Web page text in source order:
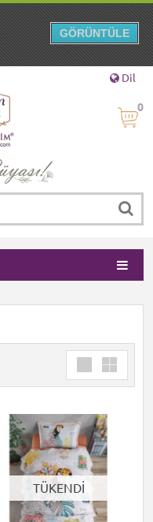
Dil
0
TÜKENDİ
GÖRÜNTÜLE